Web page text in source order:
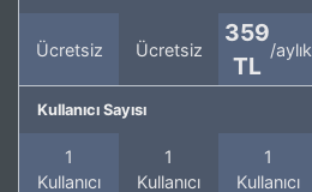
Ücretsiz Ücretsiz
359
TL
/aylık
Kullanıcı Sayısı
1
Kullanıcı
1
Kullanıcı
1
Kullanıcı